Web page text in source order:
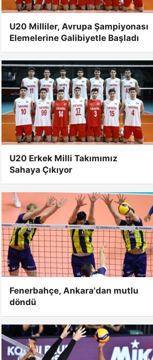
U20 Milliler, Avrupa Şampiyonası
Elemelerine Galibiyetle Başladı
U20 Erkek Milli Takımımız
Sahaya Çıkıyor
Fenerbahçe, Ankara'dan mutlu
döndü